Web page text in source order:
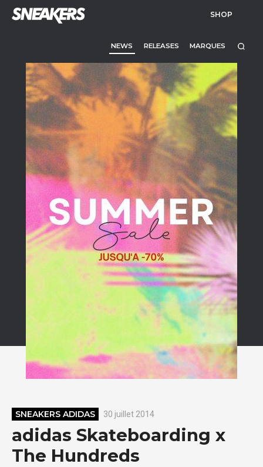
SHOP
NEWS RELEASES MARQUES
SNEAKERS ADIDAS 30 juillet 2014
adidas Skateboarding x
The Hundreds